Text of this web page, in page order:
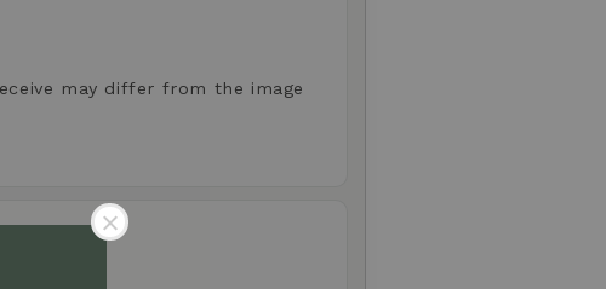
may differ from the image